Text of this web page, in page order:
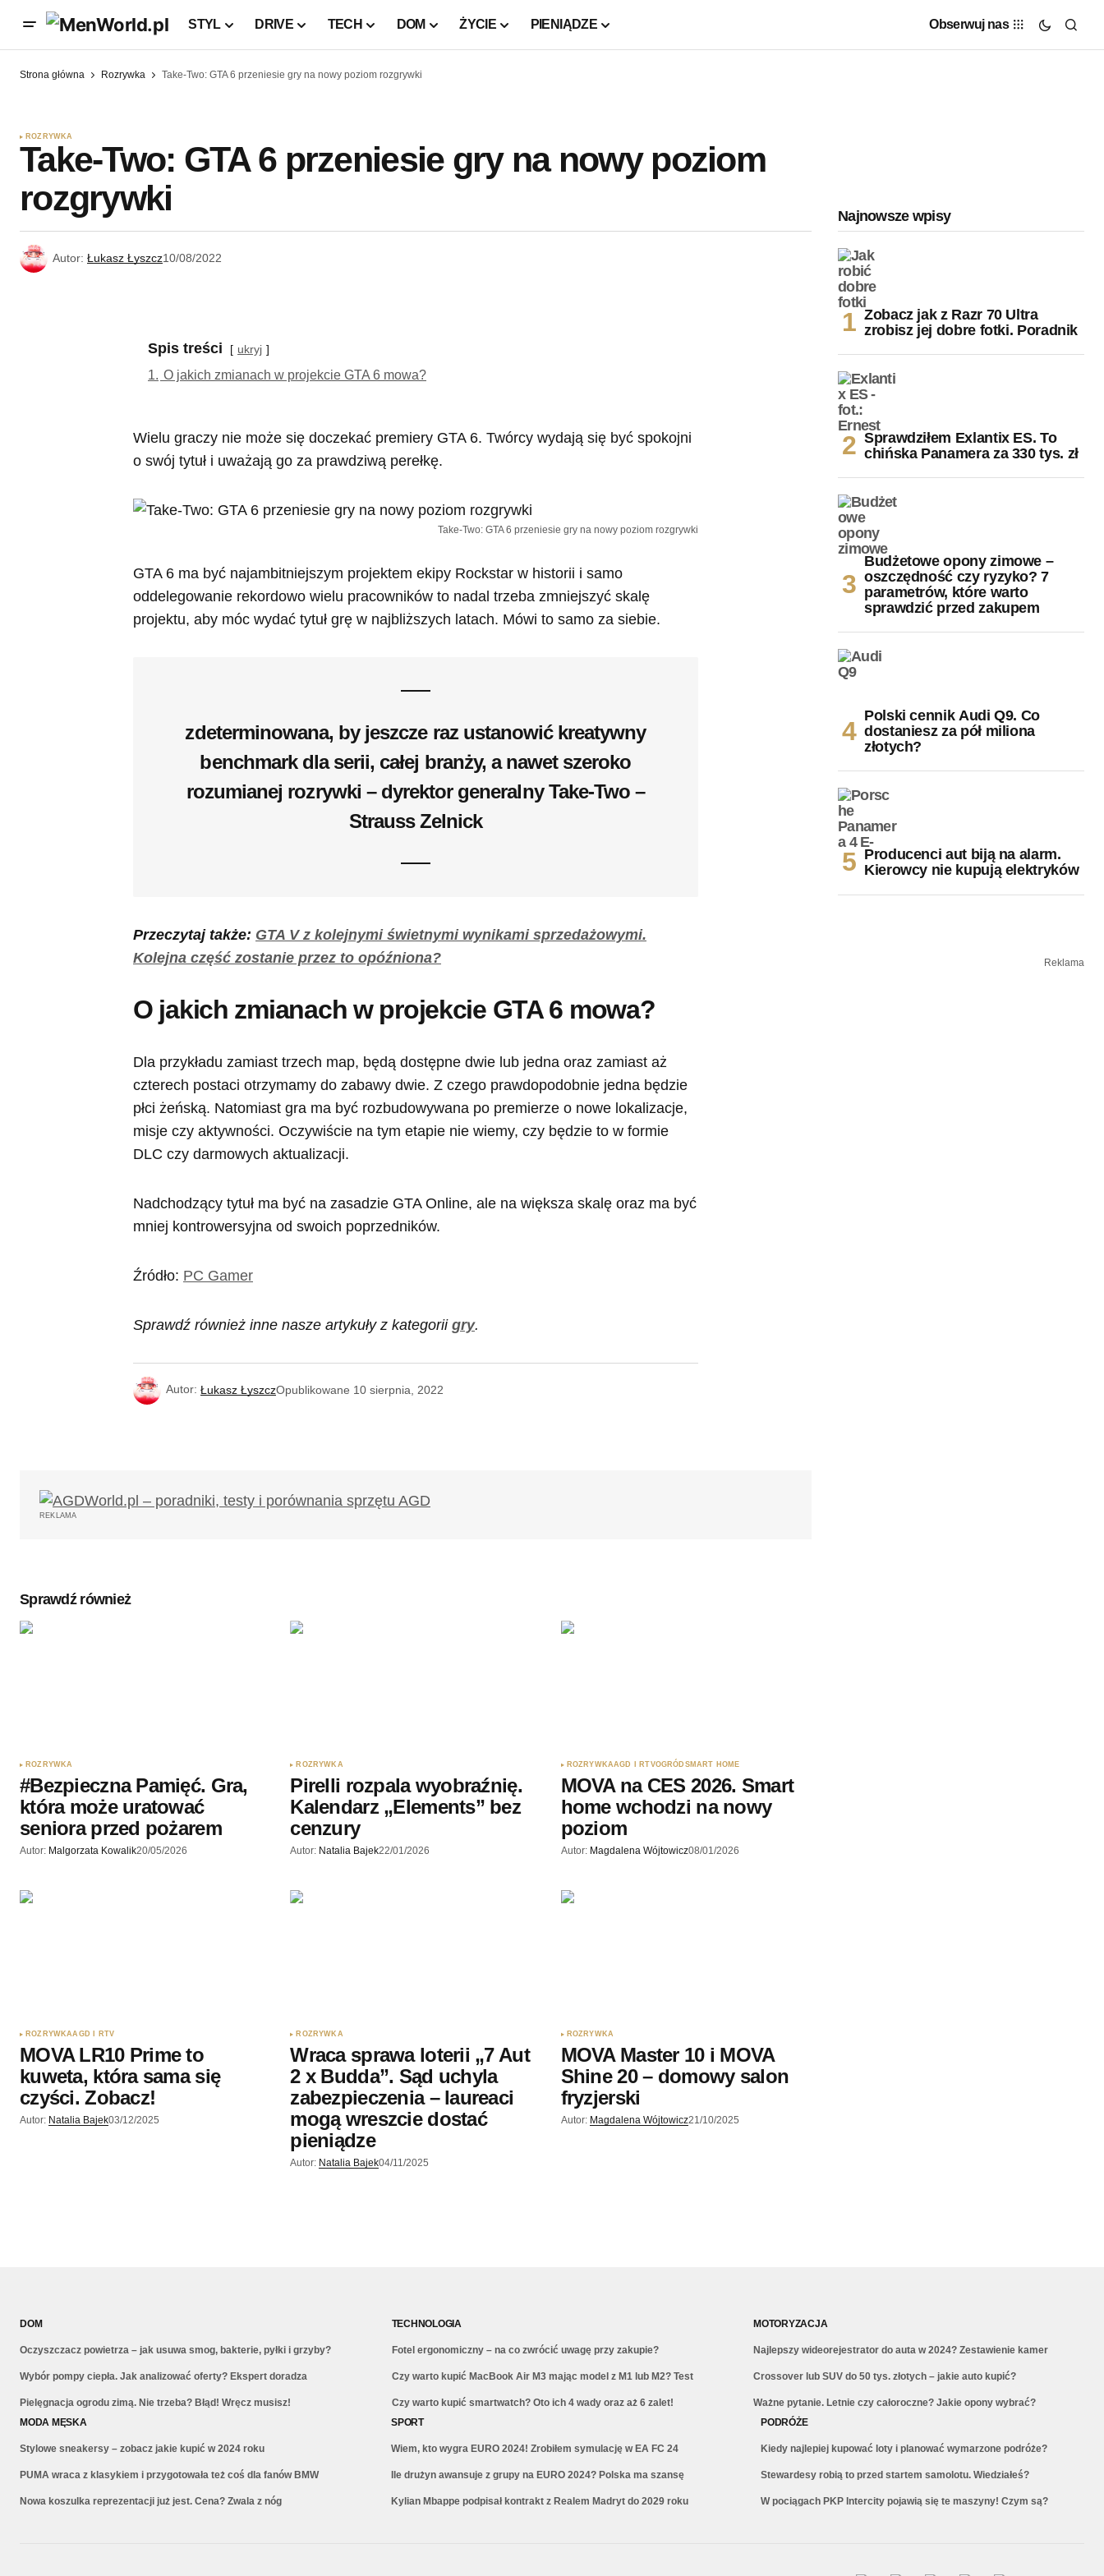
STYL DRIVE TECH DOM ŻYCIE PIENIĄDZE Obserwuj nas
Strona główna Rozrywka Take-Two: GTA 6 przeniesie gry na nowy poziom rozgrywki
ROZRYWKA
Take-Two: GTA 6 przeniesie gry na nowy poziom
rozgrywki
Autor: Łukasz Łyszcz10/08/2022
Spis treści ukryj
1. O jakich zmianach w projekcie GTA 6 mowa?
Wielu graczy nie może się doczekać premiery GTA 6. Twórcy wydają się być spokojni
o swój tytuł i uważają go za prawdziwą perełkę.
Take-Two: GTA 6 przeniesie gry na nowy poziom rozgrywki
GTA 6 ma być najambitniejszym projektem ekipy Rockstar w historii i samo
oddelegowanie rekordowo wielu pracowników to nadal trzeba zmniejszyć skalę
projektu, aby móc wydać tytuł grę w najbliższych latach. Mówi to samo za siebie.
zdeterminowana, by jeszcze raz ustanowić kreatywny
benchmark dla serii, całej branży, a nawet szeroko
rozumianej rozrywki – dyrektor generalny Take-Two –
Strauss Zelnick
Przeczytaj także: GTA V z kolejnymi świetnymi wynikami sprzedażowymi.
Kolejna część zostanie przez to opóźniona?
O jakich zmianach w projekcie GTA 6 mowa?
Dla przykładu zamiast trzech map, będą dostępne dwie lub jedna oraz zamiast aż
czterech postaci otrzymamy do zabawy dwie. Z czego prawdopodobnie jedna będzie
płci żeńską. Natomiast gra ma być rozbudowywana po premierze o nowe lokalizacje,
misje czy aktywności. Oczywiście na tym etapie nie wiemy, czy będzie to w formie
DLC czy darmowych aktualizacji.
Nadchodzący tytuł ma być na zasadzie GTA Online, ale na większa skalę oraz ma być
mniej kontrowersyjna od swoich poprzedników.
Źródło: PC Gamer
Sprawdź również inne nasze artykuły z kategorii gry.
Autor: Łukasz ŁyszczOpublikowane 10 sierpnia, 2022
REKLAMA
Sprawdź również
ROZRYWKA
#Bezpieczna Pamięć. Gra,
która może uratować
seniora przed pożarem
Autor: Malgorzata Kowalik20/05/2026
ROZRYWKA
Pirelli rozpala wyobraźnię.
Kalendarz „Elements” bez
cenzury
Autor: Natalia Bajek22/01/2026
ROZRYWKAAGD I RTVOGRÓD SMART HOME
MOVA na CES 2026. Smart
home wchodzi na nowy
poziom
Autor: Magdalena Wójtowicz08/01/2026
ROZRYWKAAGD I RTV
MOVA LR10 Prime to
kuweta, która sama się
czyści. Zobacz!
Autor: Natalia Bajek03/12/2025
ROZRYWKA
Wraca sprawa loterii „7 Aut
2 x Budda”. Sąd uchyla
zabezpieczenia – laureaci
mogą wreszcie dostać
pieniądze
Autor: Natalia Bajek04/11/2025
ROZRYWKA
MOVA Master 10 i MOVA
Shine 20 – domowy salon
fryzjerski
Autor: Magdalena Wójtowicz21/10/2025
Najnowsze wpisy
Zobacz jak z Razr 70 Ultra
zrobisz jej dobre fotki. Poradnik
Sprawdziłem Exlantix ES. To
chińska Panamera za 330 tys. zł
Budżetowe opony zimowe –
oszczędność czy ryzyko? 7
parametrów, które warto
sprawdzić przed zakupem
Polski cennik Audi Q9. Co
dostaniesz za pół miliona
złotych?
Producenci aut biją na alarm.
Kierowcy nie kupują elektryków
Reklama
DOM
Oczyszczacz powietrza – jak usuwa smog, bakterie, pyłki i grzyby?
Wybór pompy ciepła. Jak analizować oferty? Ekspert doradza
Pielęgnacja ogrodu zimą. Nie trzeba? Błąd! Wręcz musisz!
TECHNOLOGIA
Fotel ergonomiczny – na co zwrócić uwagę przy zakupie?
Czy warto kupić MacBook Air M3 mając model z M1 lub M2? Test
Czy warto kupić smartwatch? Oto ich 4 wady oraz aż 6 zalet!
MOTORYZACJA
Najlepszy wideorejestrator do auta w 2024? Zestawienie kamer
Crossover lub SUV do 50 tys. złotych – jakie auto kupić?
Ważne pytanie. Letnie czy całoroczne? Jakie opony wybrać?
MODA MĘSKA
Stylowe sneakersy – zobacz jakie kupić w 2024 roku
PUMA wraca z klasykiem i przygotowała też coś dla fanów BMW
Nowa koszulka reprezentacji już jest. Cena? Zwala z nóg
SPORT
Wiem, kto wygra EURO 2024! Zrobiłem symulację w EA FC 24
Ile drużyn awansuje z grupy na EURO 2024? Polska ma szansę
Kylian Mbappe podpisał kontrakt z Realem Madryt do 2029 roku
PODRÓŻE
Kiedy najlepiej kupować loty i planować wymarzone podróże?
Stewardesy robią to przed startem samolotu. Wiedziałeś?
W pociągach PKP Intercity pojawią się te maszyny! Czym są?